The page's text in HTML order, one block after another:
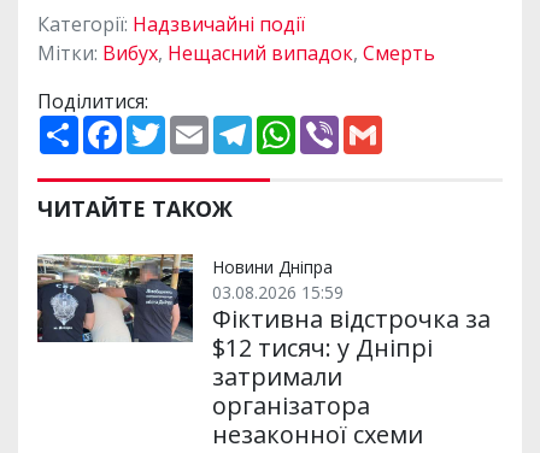
Категорії: Надзвичайні події
Мітки: Вибух, Нещасний випадок, Смерть
Поділитися:
П
о
и
р
и
и
F
a
e
b
o
k
T
w
t
t
e
E
m
i
l
T
e
e
m
W
h
p
V
ЧИТАЙТЕ ТАКОЖ
Новини Дніпра
03.08.2026 15:59
Фіктивна відстрочка за
$12 тисяч: у Дніпрі
затримали
організатора
незаконної схеми